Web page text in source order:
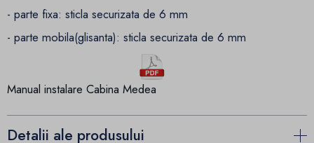
- parte fixa: sticla securizata de 6 mm
- parte mobila(glisanta): sticla securizata de 6 mm
Manual instalare Cabina Medea
Detalii ale produsului